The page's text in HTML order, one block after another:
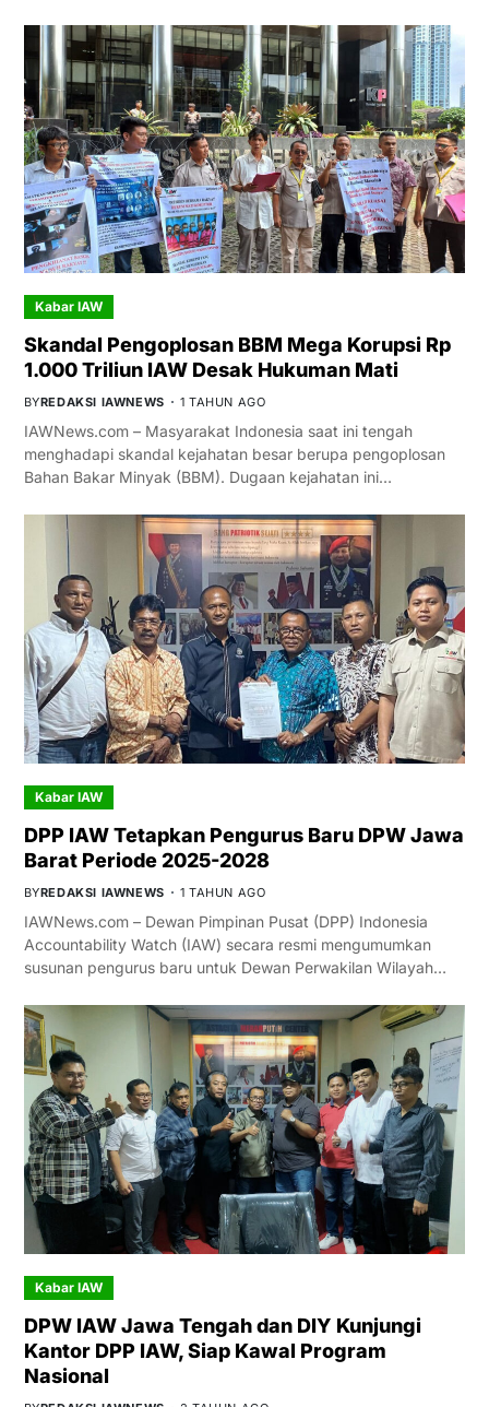
Kabar IAW
Skandal Pengoplosan BBM Mega Korupsi Rp
1.000 Triliun IAW Desak Hukuman Mati
BYREDAKSI IAWNEWS 1 TAHUN AGO
IAWNews.com – Masyarakat Indonesia saat ini tengah
menghadapi skandal kejahatan besar berupa pengoplosan
Bahan Bakar Minyak (BBM). Dugaan kejahatan ini…
Kabar IAW
DPP IAW Tetapkan Pengurus Baru DPW Jawa
Barat Periode 2025-2028
BYREDAKSI IAWNEWS 1 TAHUN AGO
IAWNews.com – Dewan Pimpinan Pusat (DPP) Indonesia
Accountability Watch (IAW) secara resmi mengumumkan
susunan pengurus baru untuk Dewan Perwakilan Wilayah…
Kabar IAW
DPW IAW Jawa Tengah dan DIY Kunjungi
Kantor DPP IAW, Siap Kawal Program
Nasional